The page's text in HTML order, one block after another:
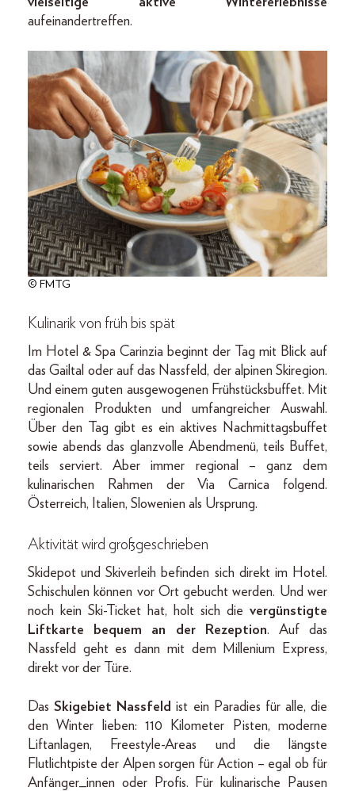
aufeinandertreffen.
© FMTG
Kulinarik von früh bis spät
Im Hotel & Spa Carinzia beginnt der Tag mit Blick auf
das Gailtal oder auf das Nassfeld, der alpinen Skiregion.
Und einem guten ausgewogenen Frühstücksbuffet. Mit
regionalen Produkten und umfangreicher Auswahl.
Über den Tag gibt es ein aktives Nachmittagsbuffet
sowie abends das glanzvolle Abendmenü, teils Buffet,
teils serviert. Aber immer regional – ganz dem
kulinarischen Rahmen der Via Carnica folgend.
Österreich, Italien, Slowenien als Ursprung.
Aktivität wird großgeschrieben
Skidepot und Skiverleih befinden sich direkt im Hotel.
Schischulen können vor Ort gebucht werden. Und wer
noch kein Ski-Ticket hat, holt sich die vergünstigte
Liftkarte bequem an der Rezeption. Auf das
Nassfeld geht es dann mit dem Millenium Express,
direkt vor der Türe.
DasSkigebiet Nassfeld ist ein Paradies für alle, die
den Winter lieben: 110 Kilometer Pisten, moderne
Liftanlagen, Freestyle-Areas und die längste
Flutlichtpiste der Alpen sorgen für Action – egal ob für
Anfänger_innen oder Profis. Für kulinarische Pausen